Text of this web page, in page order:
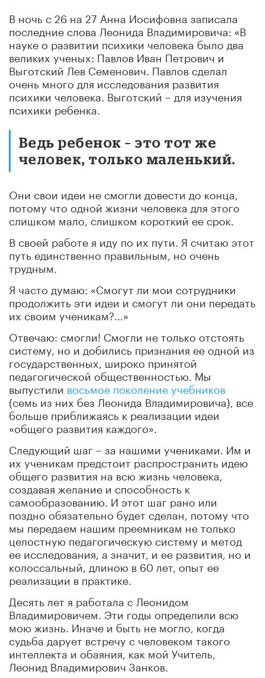
В ночь с 26 на 27 Анна Иосифовна записала
последние слова Леонида Владимировича: «В
науке о развитии психики человека было два
великих ученых: Павлов Иван Петрович и
Выготский Лев Семенович. Павлов сделал
очень много для исследования развития
психики человека. Выготский – для изучения
психики ребенка.
Ведь ребенок – это тот же
человек, только маленький.
Они свои идеи не смогли довести до конца,
потому что одной жизни человека для этого
слишком мало, слишком короткий ее срок.
В своей работе я иду по их пути. Я считаю этот
путь единственно правильным, но очень
трудным.
Я часто думаю: «Смогут ли мои сотрудники
продолжить эти идеи и смогут ли они передать
их своим ученикам?...»
Отвечаю: смогли! Смогли не только отстоять
систему, но и добились признания ее одной из
государственных, широко принятой
педагогической общественностью. Мы
выпустили восьмое поколение учебников
(семь из них без Леонида Владимировича), все
больше приближаясь к реализации идеи
«общего развития каждого».
Следующий шаг – за нашими учениками. Им и
их ученикам предстоит распространить идею
общего развития на всю жизнь человека,
создавая желание и способность к
самообразованию. И этот шаг рано или
поздно обязательно будет сделан, потому что
мы передаем нашим преемникам не только
целостную педагогическую систему и метод
ее исследования, а значит, и ее развития, но и
колоссальный, длиною в 60 лет, опыт ее
реализации в практике.
Десять лет я работала с Леонидом
Владимировичем. Эти годы определили всю
мою жизнь. Иначе и быть не могло, когда
судьба дарует встречу с человеком такого
интеллекта и обаяния, как мой Учитель,
Леонид Владимирович Занков.